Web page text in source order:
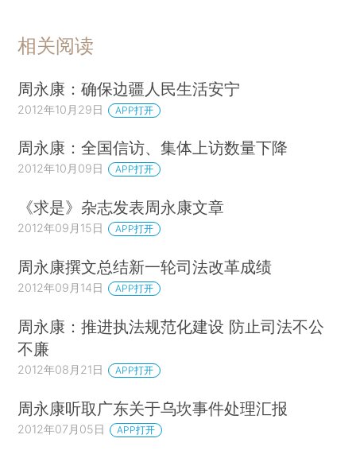
相关阅读
周永康：确保边疆人民生活安宁
2012年10月29日 APP打开
周永康：全国信访、集体上访数量下降
2012年10月09日 APP打开
《求是》杂志发表周永康文章
2012年09月15日 APP打开
周永康撰文总结新一轮司法改革成绩
2012年09月14日 APP打开
周永康：推进执法规范化建设 防止司法不公
不廉
2012年08月21日 APP打开
周永康听取广东关于乌坎事件处理汇报
2012年07月05日 APP打开